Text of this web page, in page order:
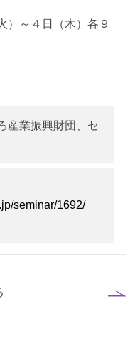
）～４日（木）各９
産業振興財団、セ
seminar/1692/